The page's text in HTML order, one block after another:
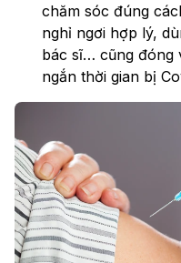
chăm sóc đúng
nghỉ ngơi hợp lý,
bác sĩ… cũng đóng
ngắn thời gian bị